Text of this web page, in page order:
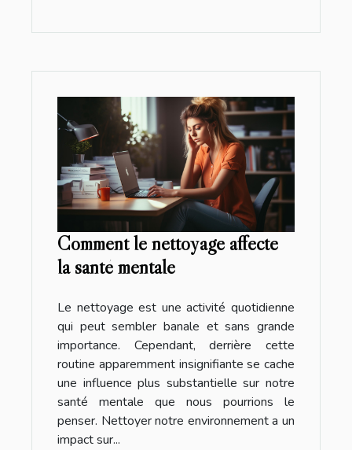
Comment le nettoyage affecte
la santé mentale
Le nettoyage est une activité quotidienne
qui peut sembler banale et sans grande
importance. Cependant, derrière cette
routine apparemment insignifiante se cache
une influence plus substantielle sur notre
santé mentale que nous pourrions le
penser. Nettoyer notre environnement a un
impact sur...